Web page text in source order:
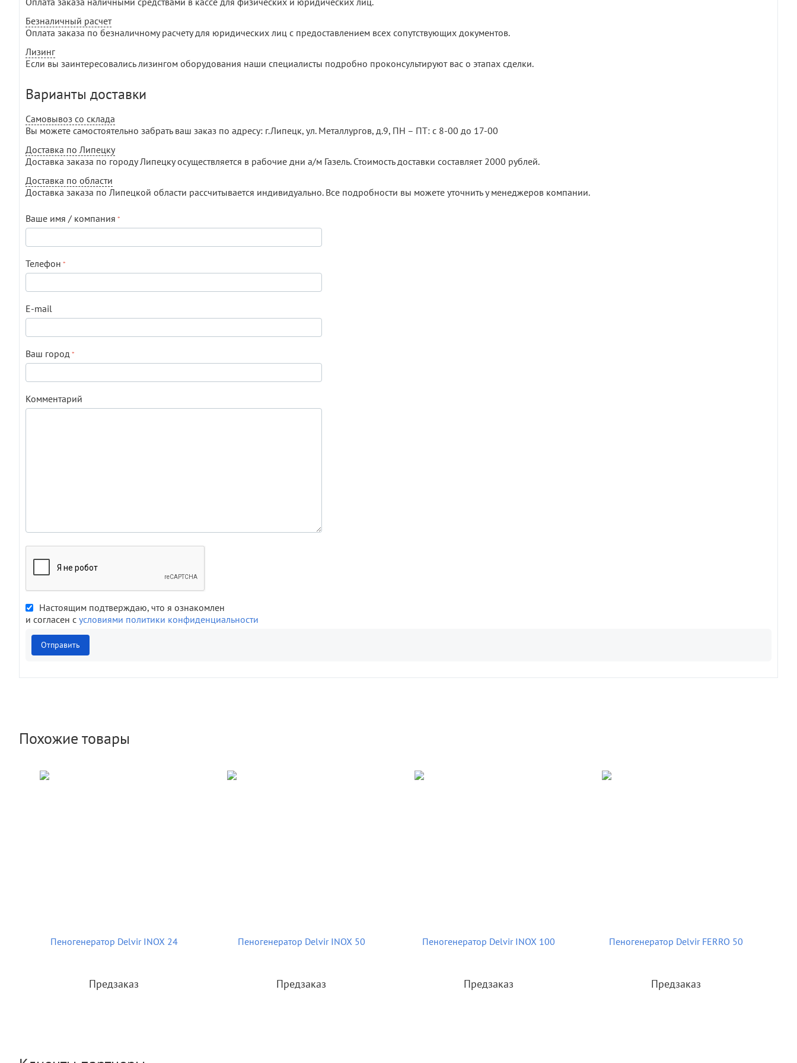
Безналичный расчет
Оплата заказа по безналичному расчету для юридических лиц с предоставлением всех сопутствующих документов.
Лизинг
Если вы заинтересовались лизингом оборудования наши специалисты подробно проконсультируют вас о этапах сделки.
Варианты доставки
Самовывоз со склада
Вы можете самостоятельно забрать ваш заказ по адресу: г.Липецк, ул. Металлургов, д.9, ПН – ПТ: с 8-00 до 17-00
Доставка по Липецку
Доставка заказа по городу Липецку осуществляется в рабочие дни а/м Газель. Стоимость доставки составляет 2000 рублей.
Доставка по области
Доставка заказа по Липецкой области рассчитывается индивидуально. Все подробности вы можете уточнить у менеджеров компании.
Ваше имя / компания
Телефон
E-mail
Ваш город
Комментарий
Настоящим подтверждаю, что я ознакомлен
и согласен с условиями политики конфиденциальности
Отправить
Похожие товары
Пеногенератор Delvir INOX 24
Предзаказ
Пеногенератор Delvir INOX 50
Предзаказ
Пеногенератор Delvir INOX 100
Предзаказ
Пеногенератор Delvir FERRO 50
Предзаказ